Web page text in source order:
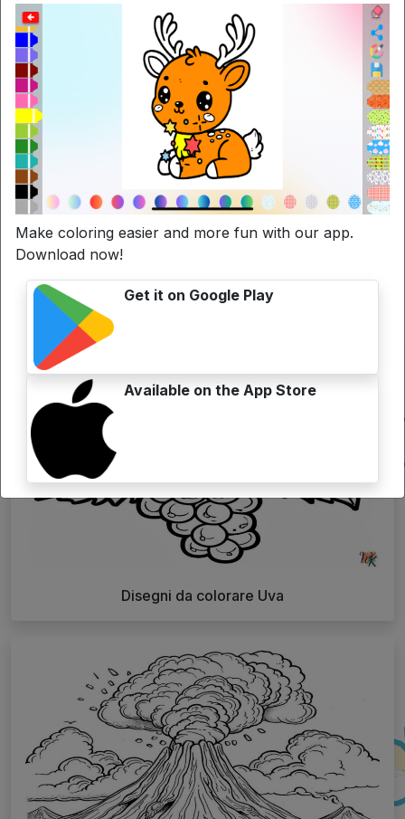
Articoli Correlati
Disegni da colorare Uva
Make coloring easier and more fun with our app.
Download now!
Get it on Google Play
Available on the App Store